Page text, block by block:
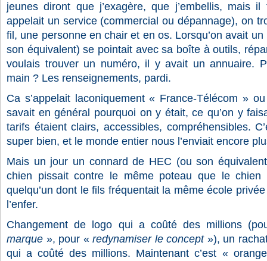
jeunes diront que j’exagère, que j’embellis, mais
appelait un service (commercial ou dépannage), on
fil, une personne en chair et en os. Lorsqu’on avait
son équivalent) se pointait avec sa boîte à outils,
voulais trouver un numéro, il y avait un annuaire.
main ? Les renseignements, pardi.
Ca s’appelait laconiquement « France-Télécom »
savait en général pourquoi on y était, ce qu’on y
tarifs étaient clairs, accessibles, compréhensibles.
super bien, et le monde entier nous l’enviait encore
Mais un jour un connard de HEC (ou son
chien pissait contre le même poteau que le chien
quelqu’un dont le fils fréquentait la même école
l’enfer.
Changement de logo qui a coûté des millions
marque », pour « redynamiser le concept»), un
qui a coûté des millions. Maintenant c’est «